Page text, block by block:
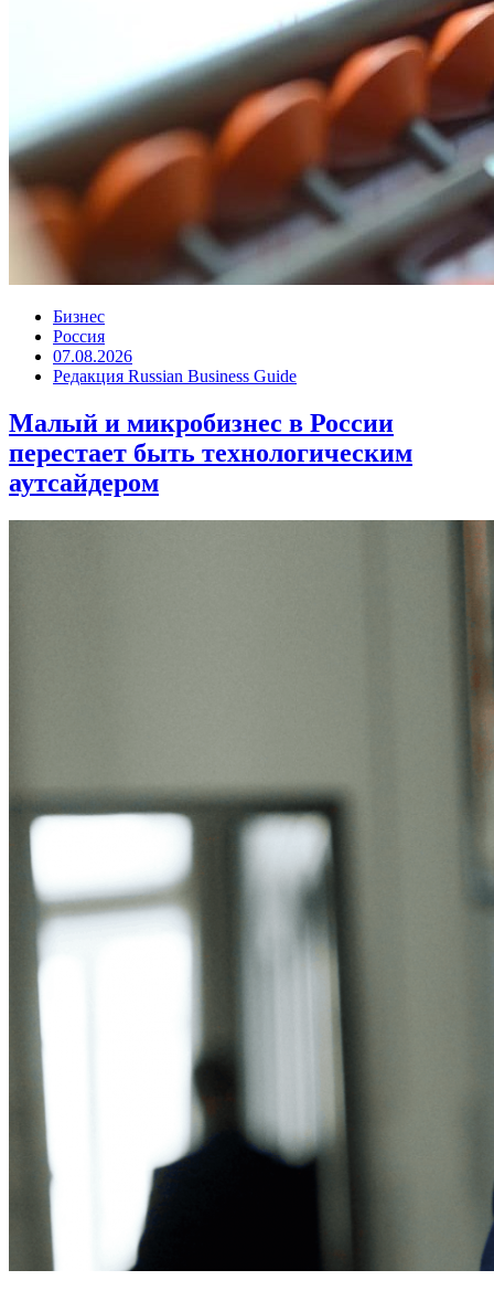
Бизнес
Россия
07.08.2026
Редакция Russian Business Guide
Малый и микробизнес в России
перестает быть технологическим
аутсайдером